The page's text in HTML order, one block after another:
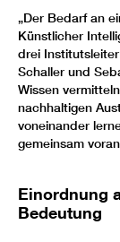
„Der Bedarf an
Künstlicher
drei Institutsleiter
Schaller und
Wissen
nachhaltigen
voneinander
gemeinsam
Einordnung
Bedeutung